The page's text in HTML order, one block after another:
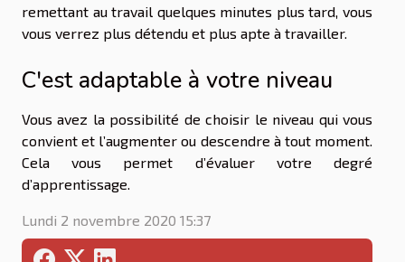
remettant au travail quelques minutes plus tard, vous
vous verrez plus détendu et plus apte à travailler.
C'est adaptable à votre niveau
Vous avez la possibilité de choisir le niveau qui vous
convient et l’augmenter ou descendre à tout moment.
Cela vous permet d’évaluer votre degré
d’apprentissage.
Lundi 2 novembre 2020 15:37